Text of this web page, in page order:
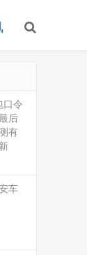
口令
后
有
车